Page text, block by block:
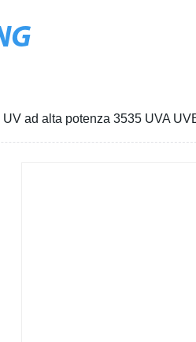
ad alta potenza 3535 UVA